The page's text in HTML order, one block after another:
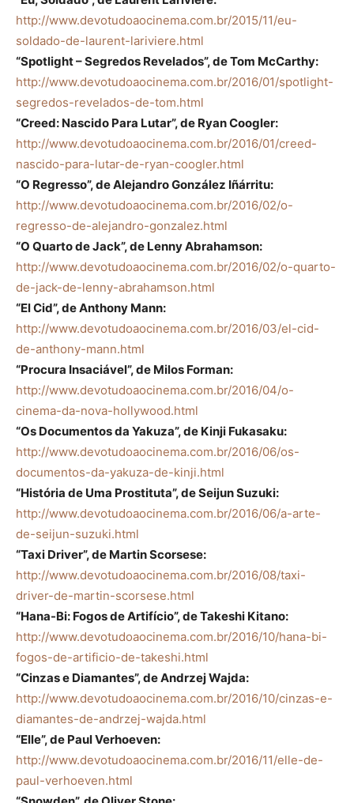
http://www.devotudoaocinema.com.br/2015/11/eu-
soldado-de-laurent-lariviere.html
“Spotlight – Segredos Revelados”, de Tom McCarthy:
http://www.devotudoaocinema.com.br/2016/01/spotlight-
segredos-revelados-de-tom.html
“Creed: Nascido Para Lutar”, de Ryan Coogler:
http://www.devotudoaocinema.com.br/2016/01/creed-
nascido-para-lutar-de-ryan-coogler.html
“O Regresso”, de Alejandro González Iñárritu:
http://www.devotudoaocinema.com.br/2016/02/o-
regresso-de-alejandro-gonzalez.html
“O Quarto de Jack”, de Lenny Abrahamson:
http://www.devotudoaocinema.com.br/2016/02/o-quarto-
de-jack-de-lenny-abrahamson.html
“El Cid”, de Anthony Mann:
http://www.devotudoaocinema.com.br/2016/03/el-cid-
de-anthony-mann.html
“Procura Insaciável”, de Milos Forman:
http://www.devotudoaocinema.com.br/2016/04/o-
cinema-da-nova-hollywood.html
“Os Documentos da Yakuza”, de Kinji Fukasaku:
http://www.devotudoaocinema.com.br/2016/06/os-
documentos-da-yakuza-de-kinji.html
“História de Uma Prostituta”, de Seijun Suzuki:
http://www.devotudoaocinema.com.br/2016/06/a-arte-
de-seijun-suzuki.html
“Taxi Driver”, de Martin Scorsese:
http://www.devotudoaocinema.com.br/2016/08/taxi-
driver-de-martin-scorsese.html
“Hana-Bi: Fogos de Artifício”, de Takeshi Kitano:
http://www.devotudoaocinema.com.br/2016/10/hana-bi-
fogos-de-artificio-de-takeshi.html
“Cinzas e Diamantes”, de Andrzej Wajda:
http://www.devotudoaocinema.com.br/2016/10/cinzas-e-
diamantes-de-andrzej-wajda.html
“Elle”, de Paul Verhoeven:
http://www.devotudoaocinema.com.br/2016/11/elle-de-
paul-verhoeven.html